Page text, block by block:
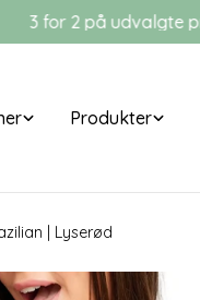
på udvalgte produkter
Produkter
| Lyserød